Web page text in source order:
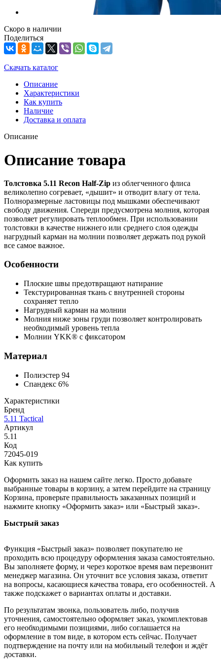
Скоро в наличии
Поделиться
Скачать каталог
Описание
Характеристики
Как купить
Наличие
Доставка и оплата
Описание
Описание товара
Толстовка 5.11 Recon Half-Zip из облегченного флиса
великолепно согревает, «дышит» и отводит влагу от тела.
Полноразмерные ластовицы под мышками обеспечивают
свободу движения. Спереди предусмотрена молния, которая
позволяет регулировать теплообмен. При использовании
толстовки в качестве нижнего или среднего слоя одежды
нагрудный карман на молнии позволяет держать под рукой
все самое важное.
Особенности
Плоские швы предотвращают натирание
Текстурированная ткань с внутренней стороны
сохраняет тепло
Нагрудный карман на молнии
Молния ниже зоны груди позволяет контролировать
необходимый уровень тепла
Молнии YKK® с фиксатором
Материал
Полиэстер 94
Спандекс 6%
Характеристики
Бренд
5.11 Tactical
Артикул
5.11
Код
72045-019
Как купить
Оформить заказ на нашем сайте легко. Просто добавьте
выбранные товары в корзину, а затем перейдите на страницу
Корзина, проверьте правильность заказанных позиций и
нажмите кнопку «Оформить заказ» или «Быстрый заказ».
Быстрый заказ
Функция «Быстрый заказ» позволяет покупателю не
проходить всю процедуру оформления заказа самостоятельно.
Вы заполняете форму, и через короткое время вам перезвонит
менеджер магазина. Он уточнит все условия заказа, ответит
на вопросы, касающиеся качества товара, его особенностей. А
также подскажет о вариантах оплаты и доставки.
По результатам звонка, пользователь либо, получив
уточнения, самостоятельно оформляет заказ, укомплектовав
его необходимыми позициями, либо соглашается на
оформление в том виде, в котором есть сейчас. Получает
подтверждение на почту или на мобильный телефон и ждёт
доставки.